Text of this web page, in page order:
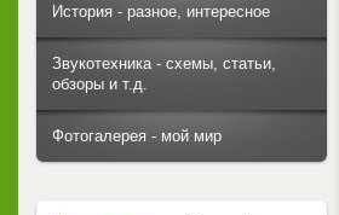
История - разное, интересное
Звукотехника - схемы, статьи,
обзоры и т.д.
Фотогалерея - мой мир